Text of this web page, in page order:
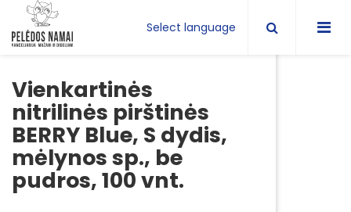
Select language
Vienkartinės
nitrilinės pirštinės
BERRY Blue, S dydis,
mėlynos sp., be
pudros, 100 vnt.